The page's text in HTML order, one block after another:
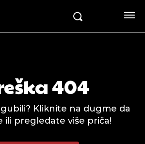
404
Kliknite na dugme da
ili pregledate više priča!